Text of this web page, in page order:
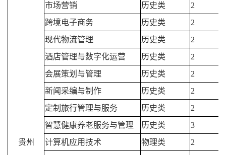
贵州
市场营销 历史类
2
跨境电子商务
历史类
2
现代物流管理
历史类
2
酒店管理与数字化运营
历史类
2
会展策划与管理
历史类
2
新闻采编与制作
历史类
2
定制旅行管理与服务
历史类
2
智慧健康养老服务与管理
历史类
3
计算机应用技术
物理类
2